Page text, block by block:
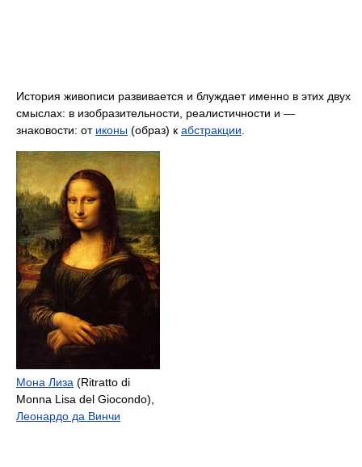
История живописи развивается и блуждает именно в этих двух
смыслах: в изобразительности, реалистичности и —
знаковости: от иконы (образ) к абстракции.
Мона Лиза (Ritratto di
Monna Lisa del Giocondo),
Леонардо да Винчи